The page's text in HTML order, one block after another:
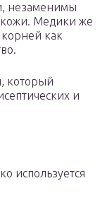
незаменимы
Медики же
корней как
который
и
используется